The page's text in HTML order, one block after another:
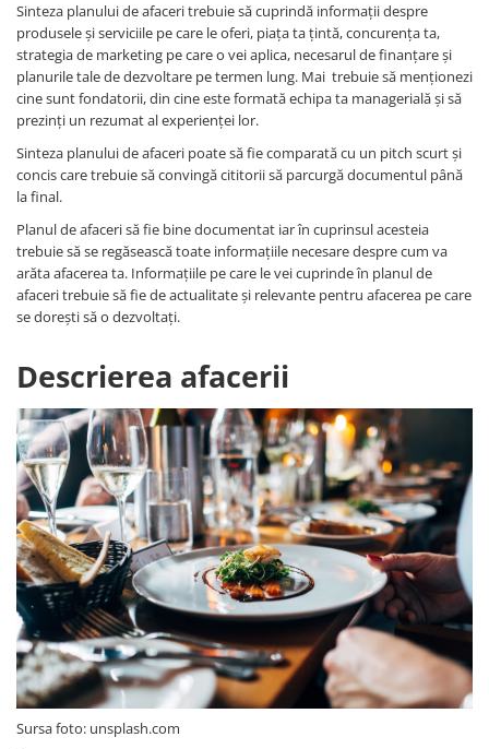
Sinteza planului de afaceri trebuie să cuprindă informații despre
produsele și serviciile pe care le oferi, piața ta țintă, concurența ta,
strategia de marketing pe care o vei aplica, necesarul de finanțare și
planurile tale de dezvoltare pe termen lung. Mai trebuie să menționezi
cine sunt fondatorii, din cine este formată echipa ta managerială și să
prezinți un rezumat al experienței lor.
Sinteza planului de afaceri poate să fie comparată cu un pitch scurt și
concis care trebuie să convingă cititorii să parcurgă documentul până
la final.
Planul de afaceri să fie bine documentat iar în cuprinsul acesteia
trebuie să se regăsească toate informațiile necesare despre cum va
arăta afacerea ta. Informațiile pe care le vei cuprinde în planul de
afaceri trebuie să fie de actualitate și relevante pentru afacerea pe care
se dorești să o dezvoltați.
Descrierea afacerii
Sursa foto: unsplash.com